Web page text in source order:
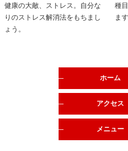
健康の大敵、ストレス。自分な
りのストレス解消法をもちまし
ょう。
種
ま
ホーム
アクセス
メニュー